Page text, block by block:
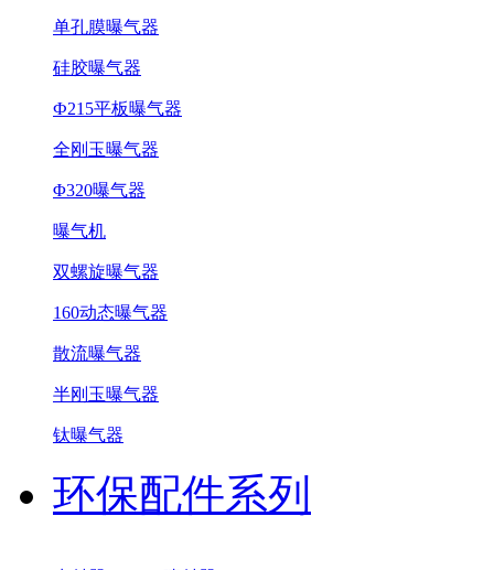
单孔膜曝气器
硅胶曝气器
Ф215平板曝气器
全刚玉曝气器
Φ320曝气器
曝气机
双螺旋曝气器
160动态曝气器
散流曝气器
半刚玉曝气器
钛曝气器
环保配件系列